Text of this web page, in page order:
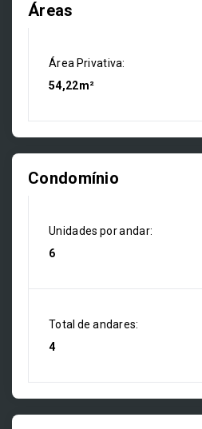
Áreas
Área Privativa:
54,22m²
Condomínio
Unidades por andar:
6
Total de andares:
4